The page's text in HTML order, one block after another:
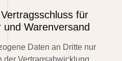
für
Warenversand
Daten an Dritte nur
der Vertragsabwicklung